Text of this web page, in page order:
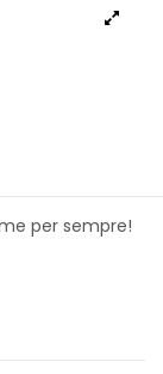
per sempre!